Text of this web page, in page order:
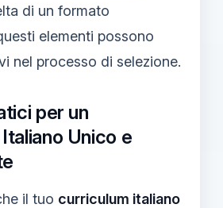
di un formato
elementi possono
nel processo di selezione.
per un
Unico e
il tuo curriculum italiano